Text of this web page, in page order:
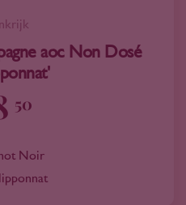
aoc Non Dosé
50
Noir